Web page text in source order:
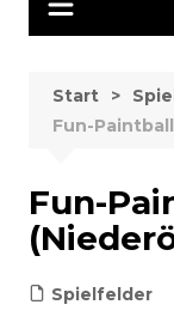
Start
Fun-
Fun-
Spielfelder